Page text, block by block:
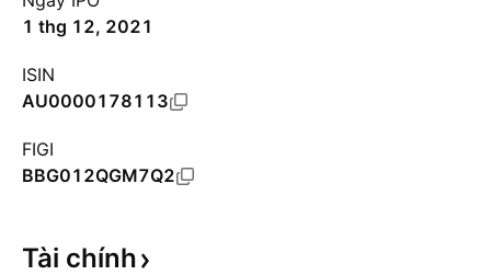
1 thg 12, 2021
ISIN
AU0000178113
FIGI
BBG012QGM7Q2
Tài chính